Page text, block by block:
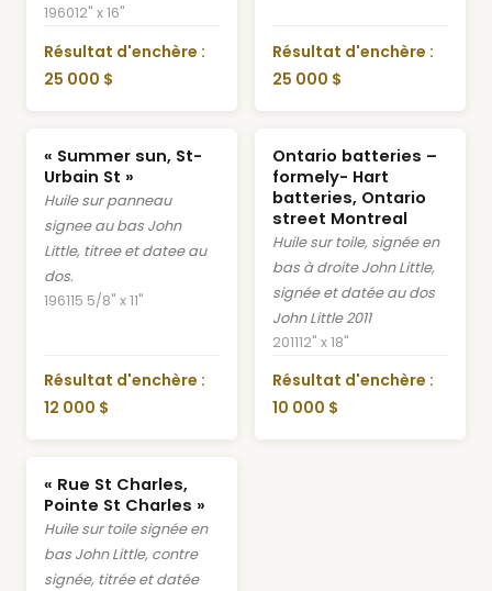
196012" x 16"
Résultat d'enchère :
25 000 $
Résultat d'enchère :
25 000 $
« Summer sun, St-
Urbain St »
Huile sur panneau
signee au bas John
Little, titree et datee au
dos.
196115 5/8" x 11"
Résultat d'enchère :
12 000 $
Ontario batteries –
formely- Hart
batteries, Ontario
street Montreal
Huile sur toile, signée en
bas à droite John Little,
signée et datée au dos
John Little 2011
201112" x 18"
Résultat d'enchère :
10 000 $
« Rue St Charles,
Pointe St Charles »
Huile sur toile signée en
bas John Little, contre
signée, titrée et datée